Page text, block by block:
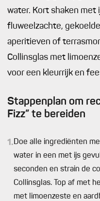
water. Kort shaken
fluweelzachte,
aperitieven of
Collinsglas met
voor een kleurrijk en
Stappenplan om
Fizz” te bereiden
1.Doe alle ingrediënten
water in een met ijs
seconden en strain de
Collinsglas. Top af met
met limoenzeste en